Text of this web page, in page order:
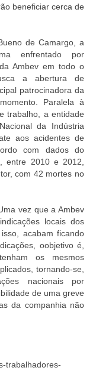
beneficiar cerca de
de Camargo, a
enfrentado por
Ambev em todo o
a abertura de
patrocinadora da
Paralela à
trabalho, a entidade
da Indústria
aos acidentes de
com dados do
entre 2010 e 2012,
com 42 mortes no
vez que a Ambev
locais dos
acabam ficando
oobjetivo é,
os mesmos
tornando-se,
nacionais por
de uma greve
da companhia não
trabalhadores-